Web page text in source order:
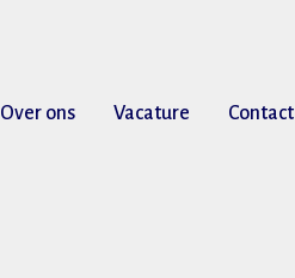
Over ons Vacature Contact